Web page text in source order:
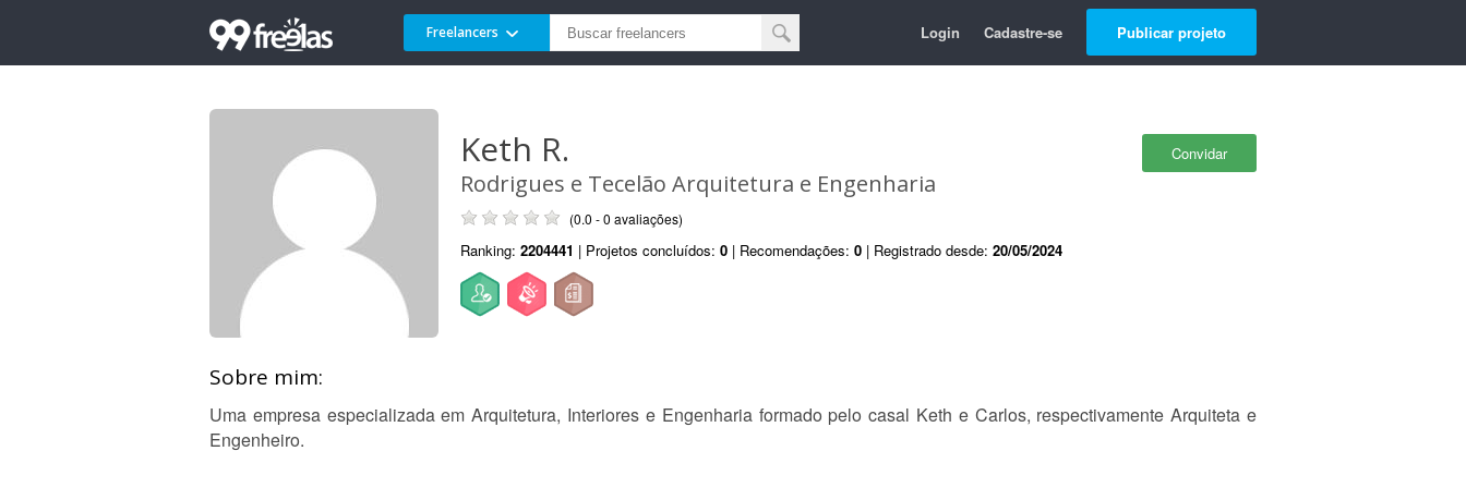
Freelancers Login Cadastre-se Publicar projeto
Convidar
Keth R.
Rodrigues e Tecelão Arquitetura e Engenharia
(0.0 - 0 avaliações)
Ranking: 2204441 | Projetos concluídos: 0 | Recomendações: 0 | Registrado desde: 20/05/2024
Sobre mim:
Uma empresa especializada em Arquitetura, Interiores e Engenharia formado pelo casal Keth e Carlos, respectivamente Arquiteta e
Engenheiro.